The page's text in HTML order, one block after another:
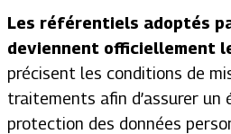
Les référentiels adoptés
deviennent officiellement
précisent les conditions de
traitements afin d’assurer un
protection des données